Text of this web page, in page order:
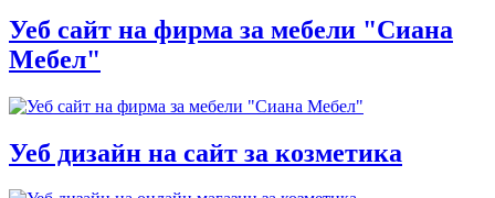
Уеб сайт на фирма за мебели "Сиана
Мебел"
Уеб дизайн на сайт за козметика